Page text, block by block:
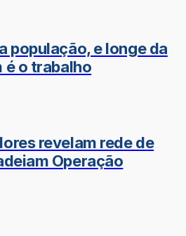
população, e longe da
é o trabalho
revelam rede de
Operação